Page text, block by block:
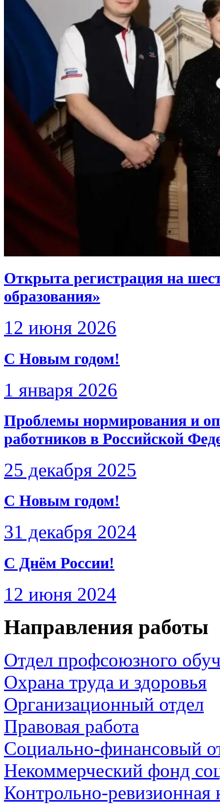
Открыта регистрация на
образования»
12 июня 2026
С Новым годом!
1 января 2026
Проблемы нормирования и
работников в Российской
25 декабря 2025
С Новым годом!
31 декабря 2024
С Днём России!
12 июня 2024
Направления работы
Отдел профсоюзного
Охрана труда и здоровья
Организационный отдел
Правовая работа
Социально-финансовый
Некоммерческий фонд
Контрольно-ревизионная